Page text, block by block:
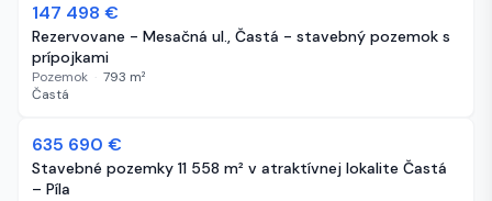
410 dní
147 498 €
Rezervovane - Mesačná ul., Častá - stavebný pozemok s
prípojkami
Pozemok · 793 m²
Častá
452 dní
635 690 €
Stavebné pozemky 11 558 m² v atraktívnej lokalite Častá
– Píla